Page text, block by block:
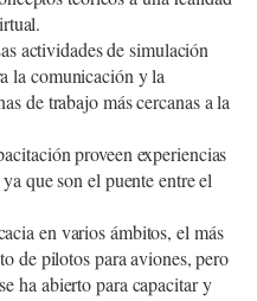
actividades de simulación
la comunicación y la
de trabajo más cercanas a la
proveen experiencias
que son el puente entre el
en varios ámbitos, el más
de pilotos para aviones, pero
ha abierto para capacitar y